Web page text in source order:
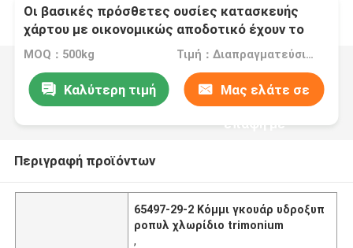
Οι βασικές πρόσθετες ουσίες κατασκευής
χάρτου με οικονομικώς αποδοτικό έχουν το
υψηλό ιξώδες και το μέσο βαθμό
αντικατάστασης για τον πράκτορα διατήρησης
MOQ：500kg Τιμή：Διαπραγματεύσιμα
Καλύτερη τιμή Μας ελάτε σε
επαφή με
Περιγραφή προϊόντων
65497-29-2 Κόμμι γκουάρ υδροξυπ
ροπυλ χλωρίδιο trimonium
,